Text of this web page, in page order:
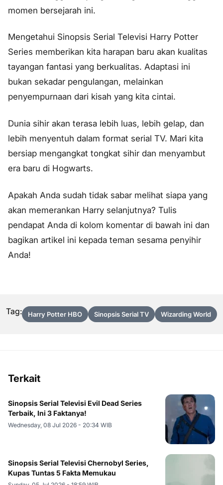
momen bersejarah ini.
Mengetahui Sinopsis Serial Televisi Harry Potter
Series memberikan kita harapan baru akan kualitas
tayangan fantasi yang berkualitas. Adaptasi ini
bukan sekadar pengulangan, melainkan
penyempurnaan dari kisah yang kita cintai.
Dunia sihir akan terasa lebih luas, lebih gelap, dan
lebih menyentuh dalam format serial TV. Mari kita
bersiap mengangkat tongkat sihir dan menyambut
era baru di Hogwarts.
Apakah Anda sudah tidak sabar melihat siapa yang
akan memerankan Harry selanjutnya? Tulis
pendapat Anda di kolom komentar di bawah ini dan
bagikan artikel ini kepada teman sesama penyihir
Anda!
Tag: Harry Potter HBO Sinopsis Serial TV Wizarding World
Terkait
Sinopsis Serial Televisi Evil Dead Series
Terbaik, Ini 3 Faktanya!
Wednesday, 08 Jul 2026 - 20:34 WIB
Sinopsis Serial Televisi Chernobyl Series,
Kupas Tuntas 5 Fakta Memukau